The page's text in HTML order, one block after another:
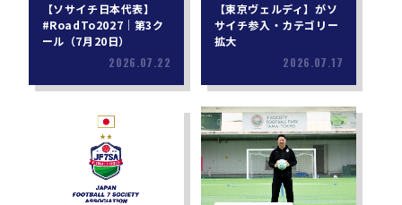
【ソサイチ日本代表】
#RoadTo2027｜第3ク
ール（7月20日）
2026.07.22
【東京ヴェルディ】がソ
サイチ参入・カテゴリー
拡大
2026.07.17